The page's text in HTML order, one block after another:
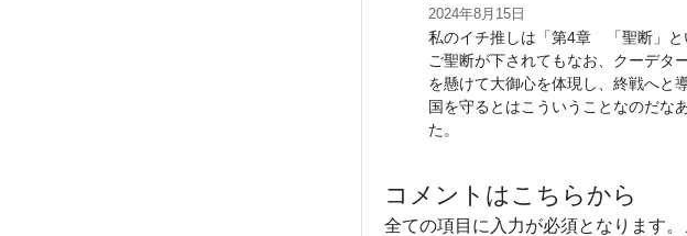
2024年8月15日
私のイチ推しは「第4章 「聖断」と
ご聖断が下されてもなお、クーデタ
を懸けて大御心を体現し、終戦へと導
国を守るとはこういうことなのだな
た。
コメントはこちらから
全ての項目に入力が必須となります